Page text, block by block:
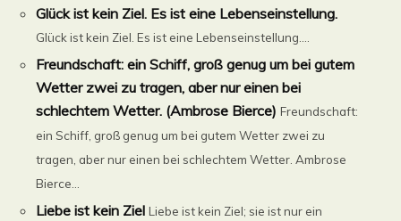
Glück ist kein Ziel. Es ist eine Lebenseinstellung.
Glück ist kein Ziel. Es ist eine Lebenseinstellung....
Freundschaft: ein Schiff, groß genug um bei gutem
Wetter zwei zu tragen, aber nur einen bei
schlechtem Wetter. (Ambrose Bierce) Freundschaft:
ein Schiff, groß genug um bei gutem Wetter zwei zu
tragen, aber nur einen bei schlechtem Wetter. Ambrose
Bierce...
Liebe ist kein Ziel Liebe ist kein Ziel; sie ist nur ein